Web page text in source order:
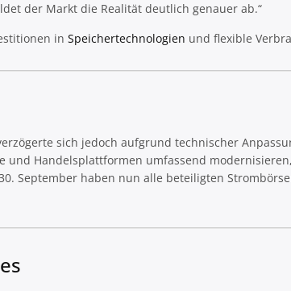
der Markt die Realität deutlich genauer ab.“
in Speichertechnologien und flexible
sich jedoch aufgrund technischer
und Handelsplattformen umfassend
September haben nun alle beteiligten